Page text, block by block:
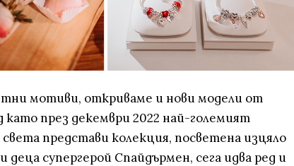
мотиви, откриваме и нови модели от
като през декември 2022 най-големият
представи колекция, посветена изцяло
деца супергерой Спайдърмен, сега идва ред и